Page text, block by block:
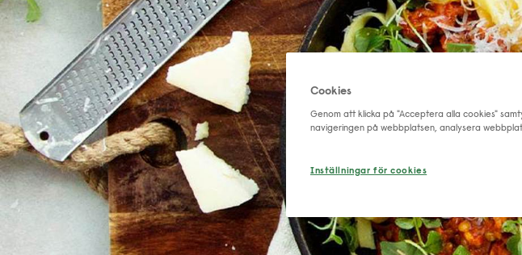
Cookies
Genom att klicka på "Acceptera alla cookies"
navigeringen på webbplatsen, analysera
Inställningar för cookies